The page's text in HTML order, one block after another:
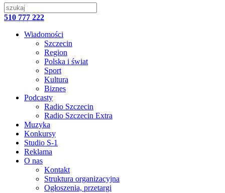
510 777 222
Wiadomości
Szczecin
Region
Polska i świat
Sport
Kultura
Biznes
Podcasty
Radio Szczecin
Radio Szczecin Extra
Muzyka
Konkursy
Studio S-1
Reklama
O nas
Kontakt
Struktura organizacyjna
Ogłoszenia, przetargi